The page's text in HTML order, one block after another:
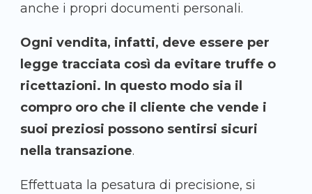
anche i propri documenti personali.
Ogni vendita, infatti, deve essere per
legge tracciata così da evitare truffe o
ricettazioni. In questo modo sia il
compro oro che il cliente che vende i
suoi preziosi possono sentirsi sicuri
nella transazione.
Effettuata la pesatura di precisione, si